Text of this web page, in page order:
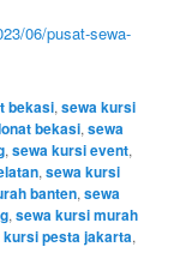
06/pusat-sewa-
bekasi,sewa kursi
bekasi,sewa
,sewa kursi event,
,sewa kursi
banten,sewa
,sewa kursi murah
kursi pesta jakarta,